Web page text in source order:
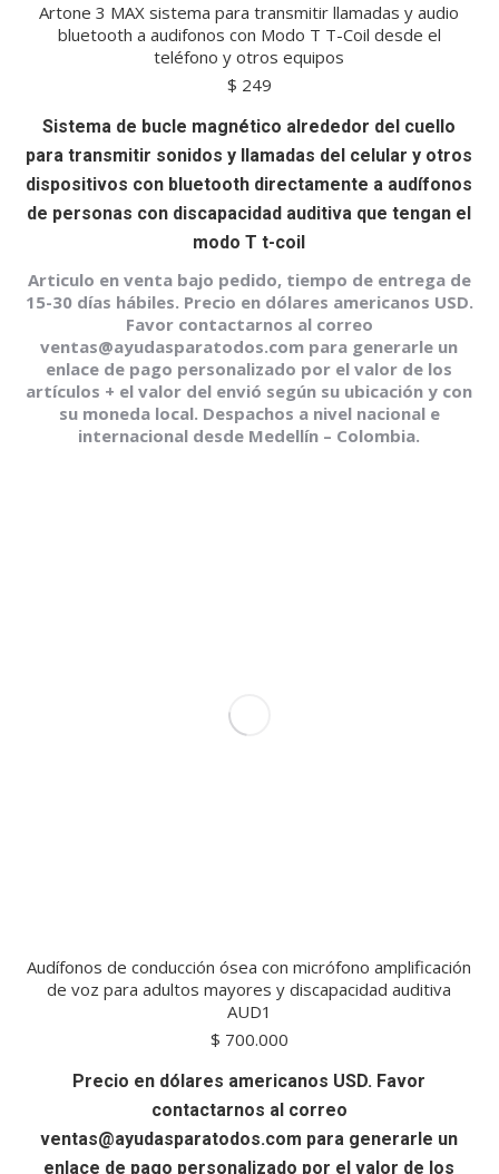
Artone 3 MAX sistema para transmitir llamadas y audio
bluetooth a audifonos con Modo T T-Coil desde el
teléfono y otros equipos
$ 249
Sistema de bucle magnético alrededor del cuello
para transmitir sonidos y llamadas del celular y otros
dispositivos con bluetooth directamente a audífonos
de personas con discapacidad auditiva que tengan el
modo T t-coil
Articulo en venta bajo pedido, tiempo de entrega de
15-30 días hábiles. Precio en dólares americanos USD.
Favor contactarnos al correo
ventas@ayudasparatodos.com para generarle un
enlace de pago personalizado por el valor de los
artículos + el valor del envió según su ubicación y con
su moneda local. Despachos a nivel nacional e
internacional desde Medellín – Colombia.
Audífonos de conducción ósea con micrófono amplificación
de voz para adultos mayores y discapacidad auditiva
AUD1
$ 700.000
Precio en dólares americanos USD. Favor
contactarnos al correo
ventas@ayudasparatodos.com para generarle un
enlace de pago personalizado por el valor de los